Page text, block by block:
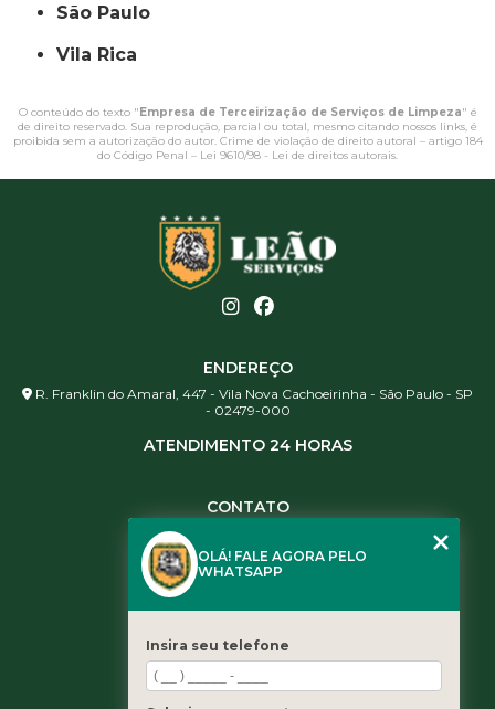
São Paulo
Vila Rica
O conteúdo do texto "Empresa de Terceirização de Serviços de Limpeza" é
de direito reservado. Sua reprodução, parcial ou total, mesmo citando nossos links, é
proibida sem a autorização do autor. Crime de violação de direito autoral – artigo 184
do Código Penal – Lei 9610/98 - Lei de direitos autorais
ENDEREÇO
R. Franklin do Amaral, 447 - Vila Nova Cachoeirinha - São Paulo - SP
- 02479-000
ATENDIMENTO 24 HORAS
CONTATO
(11) 3461-5871
contato@leaoservicos.com.br
Home
OLÁ! FALE AGORA PELO
WHATSAPP
Insira seu telefone